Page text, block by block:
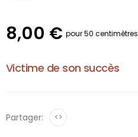
8,00 € pour 50 centimètres
Victime de son succès
Partager: <>